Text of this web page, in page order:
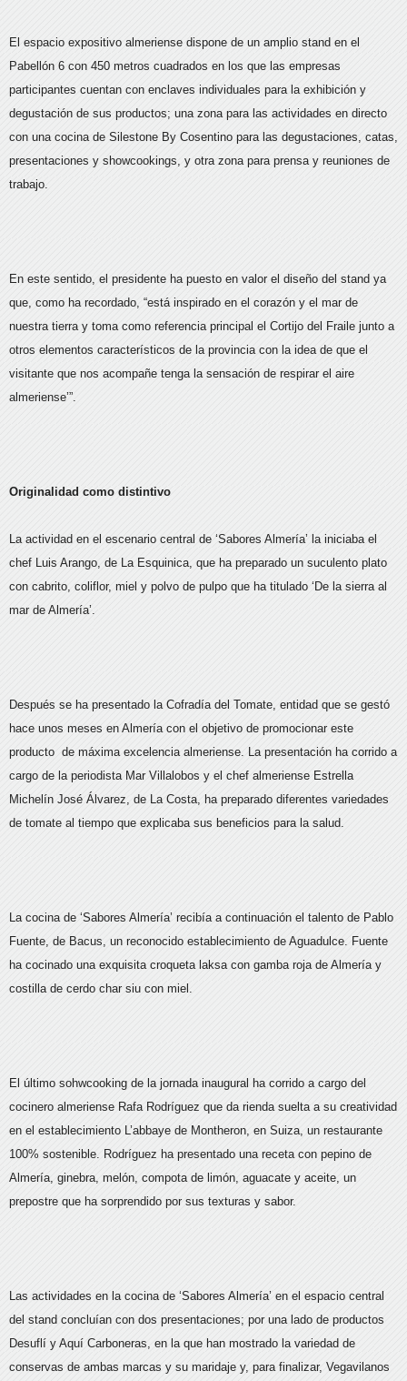
El espacio expositivo almeriense dispone de un amplio stand en el
Pabellón 6 con 450 metros cuadrados en los que las empresas
participantes cuentan con enclaves individuales para la exhibición y
degustación de sus productos; una zona para las actividades en directo
con una cocina de Silestone By Cosentino para las degustaciones, catas,
presentaciones y showcookings, y otra zona para prensa y reuniones de
trabajo.
En este sentido, el presidente ha puesto en valor el diseño del stand ya
que, como ha recordado, “está inspirado en el corazón y el mar de
nuestra tierra y toma como referencia principal el Cortijo del Fraile junto a
otros elementos característicos de la provincia con la idea de que el
visitante que nos acompañe tenga la sensación de respirar el aire
almeriense’”.
Originalidad como distintivo
La actividad en el escenario central de ‘Sabores Almería’ la iniciaba el
chef Luis Arango, de La Esquinica, que ha preparado un suculento plato
con cabrito, coliflor, miel y polvo de pulpo que ha titulado ‘De la sierra al
mar de Almería’.
Después se ha presentado la Cofradía del Tomate, entidad que se gestó
hace unos meses en Almería con el objetivo de promocionar este
producto de máxima excelencia almeriense. La presentación ha corrido a
cargo de la periodista Mar Villalobos y el chef almeriense Estrella
Michelín José Álvarez, de La Costa, ha preparado diferentes variedades
de tomate al tiempo que explicaba sus beneficios para la salud.
La cocina de ‘Sabores Almería’ recibía a continuación el talento de Pablo
Fuente, de Bacus, un reconocido establecimiento de Aguadulce. Fuente
ha cocinado una exquisita croqueta laksa con gamba roja de Almería y
costilla de cerdo char siu con miel.
El último sohwcooking de la jornada inaugural ha corrido a cargo del
cocinero almeriense Rafa Rodríguez que da rienda suelta a su creatividad
en el establecimiento L’abbaye de Montheron, en Suiza, un restaurante
100% sostenible. Rodríguez ha presentado una receta con pepino de
Almería, ginebra, melón, compota de limón, aguacate y aceite, un
prepostre que ha sorprendido por sus texturas y sabor.
Las actividades en la cocina de ‘Sabores Almería’ en el espacio central
del stand concluían con dos presentaciones; por una lado de productos
Desuflí y Aquí Carboneras, en la que han mostrado la variedad de
conservas de ambas marcas y su maridaje y, para finalizar, Vegavilanos